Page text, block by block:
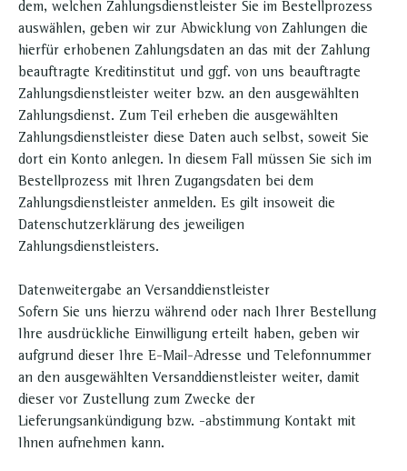
dem, welchen Zahlungsdienstleister Sie im Bestellprozess
auswählen, geben wir zur Abwicklung von Zahlungen die
hierfür erhobenen Zahlungsdaten an das mit der Zahlung
beauftragte Kreditinstitut und ggf. von uns beauftragte
Zahlungsdienstleister weiter bzw. an den ausgewählten
Zahlungsdienst. Zum Teil erheben die ausgewählten
Zahlungsdienstleister diese Daten auch selbst, soweit Sie
dort ein Konto anlegen. In diesem Fall müssen Sie sich im
Bestellprozess mit Ihren Zugangsdaten bei dem
Zahlungsdienstleister anmelden. Es gilt insoweit die
Datenschutzerklärung des jeweiligen
Zahlungsdienstleisters.
Datenweitergabe an Versanddienstleister
Sofern Sie uns hierzu während oder nach Ihrer Bestellung
Ihre ausdrückliche Einwilligung erteilt haben, geben wir
aufgrund dieser Ihre E-Mail-Adresse und Telefonnummer
an den ausgewählten Versanddienstleister weiter, damit
dieser vor Zustellung zum Zwecke der
Lieferungsankündigung bzw. -abstimmung Kontakt mit
Ihnen aufnehmen kann.